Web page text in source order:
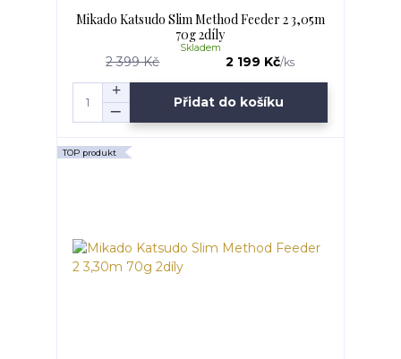
Mikado Katsudo Slim Method Feeder 2 3,05m
70g 2díly
2 399 Kč 2 199 Kč/ks
Skladem
Přidat do košíku
TOP produkt